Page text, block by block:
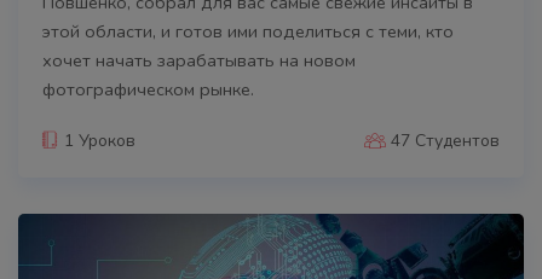
этой области, и готов ими поделиться с теми, кто
хочет начать зарабатывать на новом
фотографическом рынке.
1 Уроков 47 Студентов